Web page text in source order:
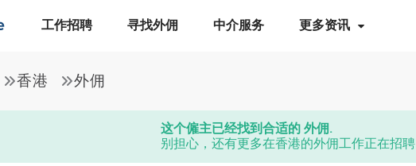
工作招聘 寻找外佣 中介服务 更多资讯
香港 外佣
这个僱主已经找到合适的 外佣.
别担心，还有更多在香港的外佣工作正在招聘